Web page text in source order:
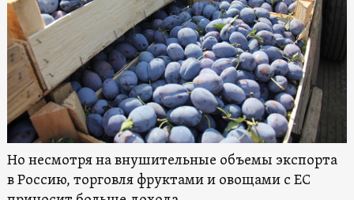
Но несмотря на внушительные объемы экспорта
в Россию, торговля фруктами и овощами с ЕС